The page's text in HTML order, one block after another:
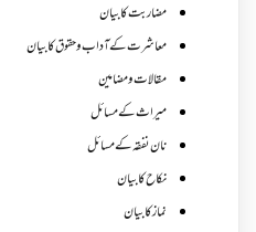
مضاربت کا بیان
معاشرت کے آداب و حقوق کا بیان
مقالات ومضامین
میراث کے مسائل
نان نفقہ کے مسائل
نکاح کا بیان
نماز کا بیان